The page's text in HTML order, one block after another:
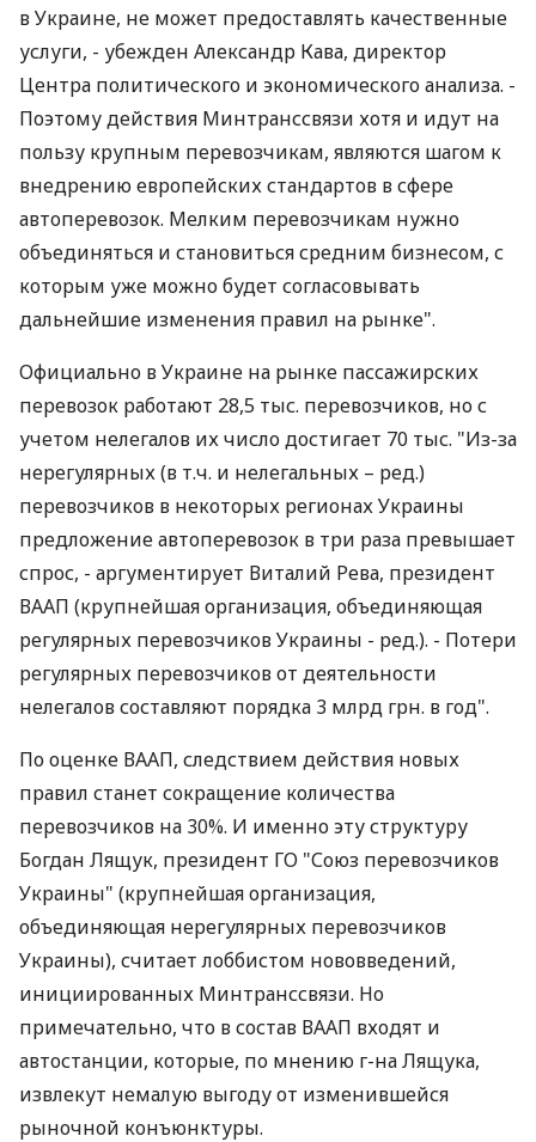
в Украине, не может предоставлять качественные
услуги, - убежден Александр Кава, директор
Центра политического и экономического анализа. -
Поэтому действия Минтранссвязи хотя и идут на
пользу крупным перевозчикам, являются шагом к
внедрению европейских стандартов в сфере
автоперевозок. Мелким перевозчикам нужно
объединяться и становиться средним бизнесом, с
которым уже можно будет согласовывать
дальнейшие изменения правил на рынке".
Официально в Украине на рынке пассажирских
перевозок работают 28,5 тыс. перевозчиков, но с
учетом нелегалов их число достигает 70 тыс. "Из-за
нерегулярных (в т.ч. и нелегальных – ред.)
перевозчиков в некоторых регионах Украины
предложение автоперевозок в три раза превышает
спрос, - аргументирует Виталий Рева, президент
ВААП (крупнейшая организация, объединяющая
регулярных перевозчиков Украины - ред.). - Потери
регулярных перевозчиков от деятельности
нелегалов составляют порядка 3 млрд грн. в год".
По оценке ВААП, следствием действия новых
правил станет сокращение количества
перевозчиков на 30%. И именно эту структуру
Богдан Лящук, президент ГО "Союз перевозчиков
Украины" (крупнейшая организация,
объединяющая нерегулярных перевозчиков
Украины), считает лоббистом нововведений,
инициированных Минтранссвязи. Но
примечательно, что в состав ВААП входят и
автостанции, которые, по мнению г-на Лящука,
извлекут немалую выгоду от изменившейся
рыночной конъюнктуры.